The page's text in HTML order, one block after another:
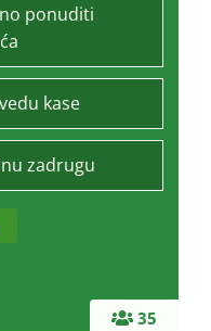
35
ponuditi
kase
zadrugu